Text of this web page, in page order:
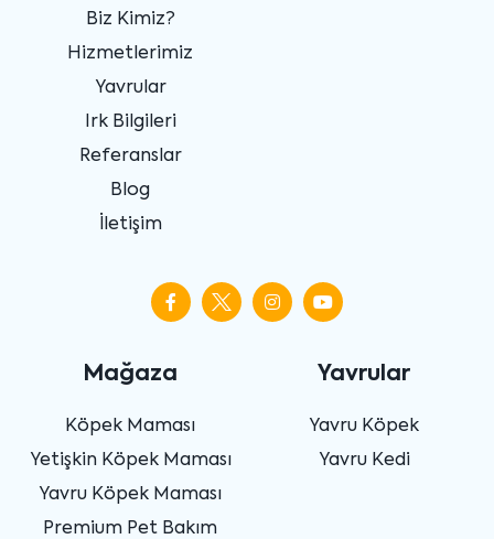
Biz Kimiz?
Hizmetlerimiz
Yavrular
Irk Bilgileri
Referanslar
Blog
İletişim
Mağaza
Köpek Maması
Yetişkin Köpek Maması
Yavru Köpek Maması
Premium Pet Bakım
Yavrular
Yavru Köpek
Yavru Kedi